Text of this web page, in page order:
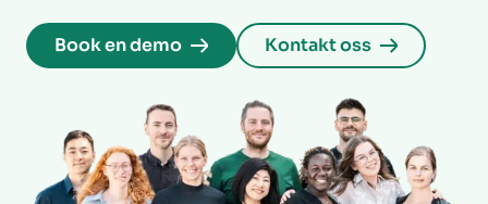
Book en demo Kontakt oss